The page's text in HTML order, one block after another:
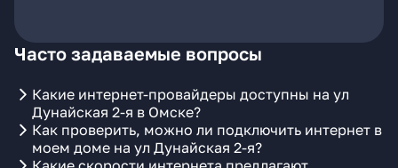
Часто задаваемые вопросы
Какие интернет-провайдеры доступны на ул
Дунайская 2-я в Омске?
Как проверить, можно ли подключить интернет в
моем доме на ул Дунайская 2-я?